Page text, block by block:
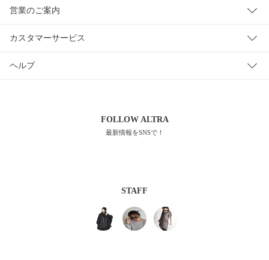
営業のご案内
カスタマーサービス
ヘルプ
FOLLOWALTRA
最新情報をSNSで！
STAFF